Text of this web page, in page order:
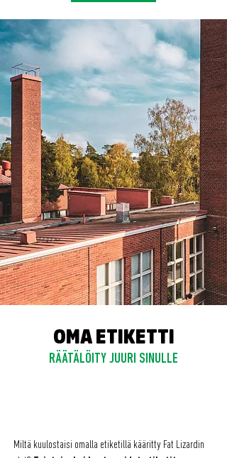
OMA ETIKETTI
RÄÄTÄLÖITY JUURI SINULLE
Miltä kuulostaisi omalla etiketillä kääritty Fat Lizardin